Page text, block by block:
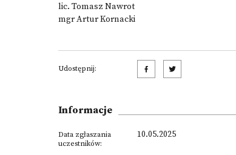
lic. Tomasz Nawrot
mgr Artur Kornacki
Udostępnij:
Informacje
Data zgłaszania
uczestników:
10.05.2025